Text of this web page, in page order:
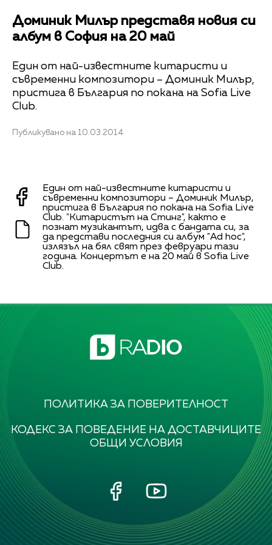
Доминик Милър представя новия си
албум в София на 20 май
Един от най-известните китаристи и
съвременни композитори – Доминик Милър,
пристига в България по покана на Sofia Live
Club.
Публикувано на 10.03.2014
Един от най-известните китаристи и
съвременни композитори – Доминик Милър,
пристига в България по покана на Sofia Live
Club. "Китаристът на Стинг", както е
познат музикантът, идва с бандата си, за
да представи последния си албум "Ad hoc",
излязъл на бял свят през февруари тази
година. Концертът е на 20 май в Sofia Live
Club.
ПОЛИТИКА ЗА ПОВЕРИТЕЛНОСТ
КОДЕКС ЗА ПОВЕДЕНИЕ НА ДОСТАВЧИЦИТЕ
ОБЩИ УСЛОВИЯ